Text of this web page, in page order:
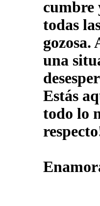
cumbre
todas
gozosa.
una
Estás
todo lo